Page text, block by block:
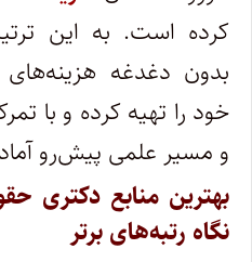
کرده است. به این
بدون دغدغه هزینه‌های
خود را تهیه کرده و با
و مسیر علمی پیش‌رو
بهترین منابع دکتری
نگاه رتبه‌های برتر